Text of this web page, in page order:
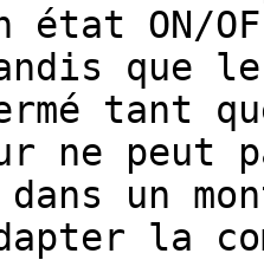
état ON/
que le
tant
ne peut
un
la